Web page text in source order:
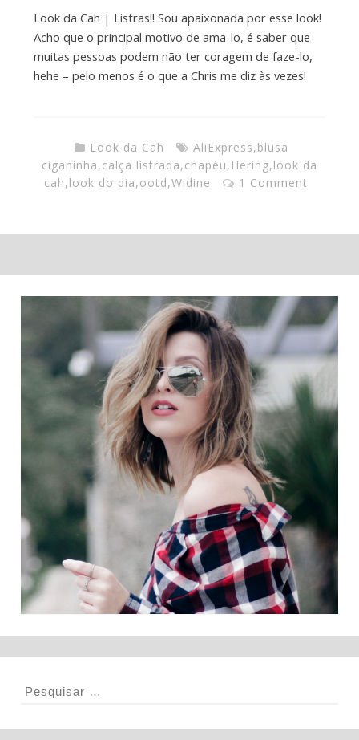
Look da Cah | Listras!! Sou apaixonada por esse look!
Acho que o principal motivo de ama-lo, é saber que
muitas pessoas podem não ter coragem de faze-lo,
hehe – pelo menos é o que a Chris me diz às vezes!
Look da Cah AliExpress,blusa
ciganinha,calça listrada,chapéu, Hering,look da
cah,look do dia,ootd,Widine 1 Comment